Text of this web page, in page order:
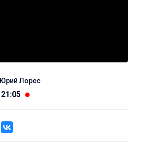
Лорес